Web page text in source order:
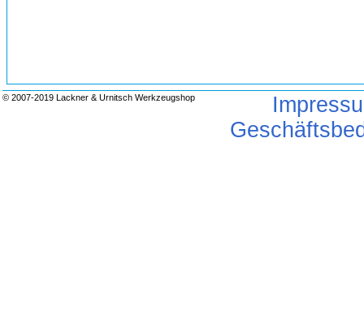
© 2007-2019 Lackner & Urnitsch Werkzeugshop